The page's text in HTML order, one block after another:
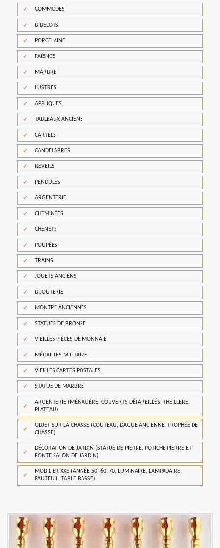
COMMODES
BIBELOTS
PORCELAINE
FAÏENCE
MARBRE
LUSTRES
APPLIQUES
TABLEAUX ANCIENS
CARTELS
CANDELABRES
REVEILS
PENDULES
ARGENTERIE
CHEMINÉES
CHENETS
POUPÉES
TRAINS
JOUETS ANCIENS
BIJOUTERIE
MONTRE ANCIENNES
STATUES DE BRONZE
VIEILLES PIÈCES DE MONNAIE
MÉDAILLES MILITAIRE
VIEILLES CARTES POSTALES
STATUE DE MARBRE
ARGENTERIE (MÉNAGÈRE, COUVERTS DÉPAREILLÉS, THEILLERE,
PLATEAU)
OBJET SUR LA CHASSE (COUTEAU, DAGUE ANCIENNE, TROPHÉE DE
CHASSE)
DÉCORATION DE JARDIN (STATUE DE PIERRE, POTICHE PIERRE ET
FONTE SALON DE JARDIN)
MOBILIER XXE (ANNÉE 50, 60, 70, LUMINAIRE, LAMPADAIRE,
FAUTEUIL, TABLE BASSE)